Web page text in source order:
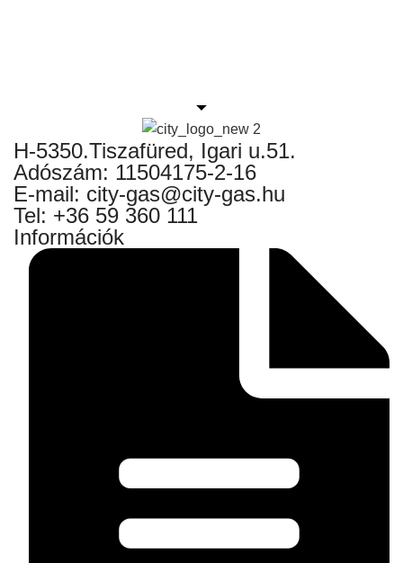
H-5350.Tiszafüred, Igari u.51.
Adószám: 11504175-2-16
E-mail: city-gas@city-gas.hu
Tel: +36 59 360 111
Információk